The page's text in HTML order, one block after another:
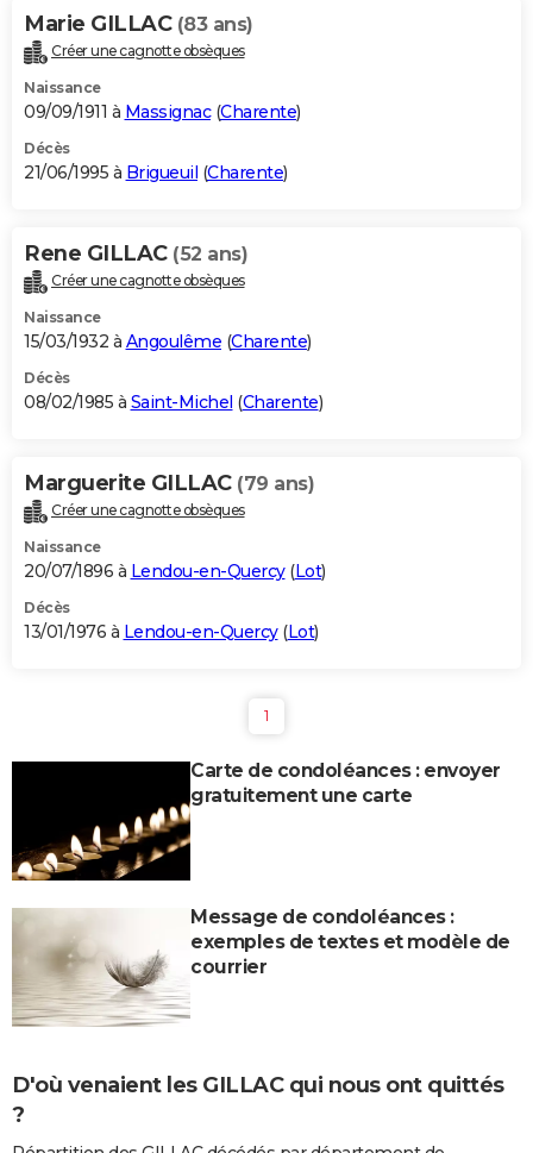
Marie GILLAC (83 ans)
Créer une cagnotte obsèques
Naissance
09/09/1911 à Massignac(Charente)
Décès
21/06/1995 à Brigueuil (Charente)
Rene GILLAC (52 ans)
Créer une cagnotte obsèques
Naissance
15/03/1932 à Angoulême (Charente)
Décès
08/02/1985 à Saint-Michel (Charente)
Marguerite GILLAC (79 ans)
Créer une cagnotte obsèques
Naissance
20/07/1896 à Lendou-en-Quercy(Lot)
Décès
13/01/1976 à Lendou-en-Quercy(Lot)
1
Carte de condoléances : envoyer
gratuitement une carte
Message de condoléances :
exemples de textes et modèle de
courrier
D'où venaient les GILLAC qui nous ont quittés
?